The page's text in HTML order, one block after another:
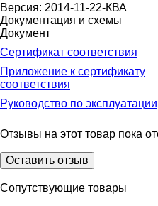
Версия: 2014-11-22-КВА
Документация и схемы
Документ
Сертификат соответствия
Приложение к сертификату
соответствия
Руководство по эксплуатации
Отзывы на этот товар пока
Оставить отзыв
Сопутствующие товары